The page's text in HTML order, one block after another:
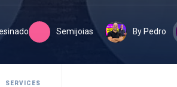
Semijoias By Pedro
SERVICES